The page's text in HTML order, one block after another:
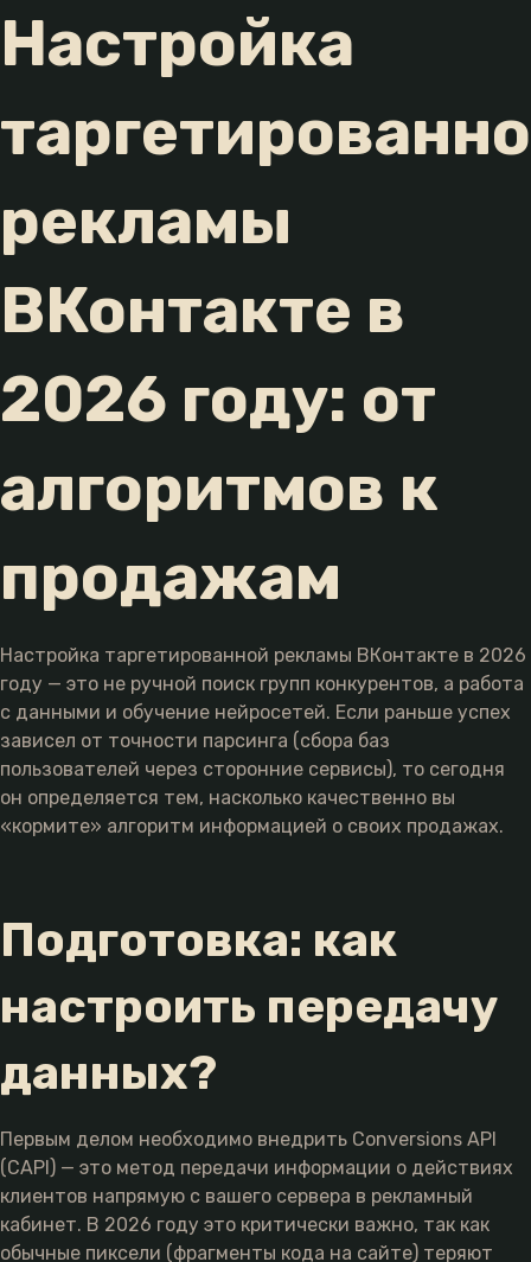
Настройка
рекламы
ВКонтакте в
2026 году: от
алгоритмов к
продажам
Настройка таргетированной рекламы ВКонтакте в 2026
году — это не ручной поиск групп конкурентов, а работа
с данными и обучение нейросетей. Если раньше успех
зависел от точности парсинга (сбора баз
пользователей через сторонние сервисы), то сегодня
он определяется тем, насколько качественно вы
«кормите» алгоритм информацией о своих продажах.
Подготовка: как
настроить передачу
данных?
Первым делом необходимо внедрить Conversions API
(CAPI) — это метод передачи информации о действиях
клиентов напрямую с вашего сервера в рекламный
кабинет. В 2026 году это критически важно, так как
обычные пиксели (фрагменты кода на сайте) теряют